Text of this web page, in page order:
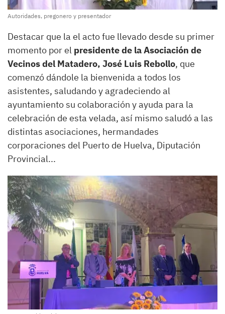
Autoridades, pregonero y presentador
Destacar que la el acto fue llevado desde su primer
momento por el presidente de la Asociación de
Vecinos del Matadero, José Luis Rebollo, que
comenzó dándole la bienvenida a todos los
asistentes, saludando y agradeciendo al
ayuntamiento su colaboración y ayuda para la
celebración de esta velada, así mismo saludó a las
distintas asociaciones, hermandades
corporaciones del Puerto de Huelva, Diputación
Provincial...